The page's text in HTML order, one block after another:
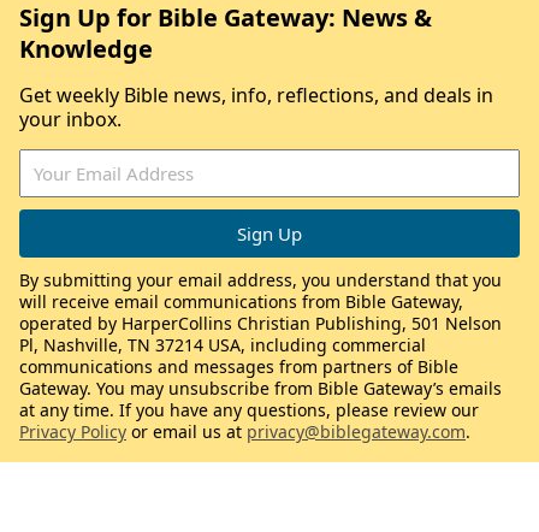
Sign Up for Bible Gateway: News &
Knowledge
Get weekly Bible news, info, reflections, and deals in
your inbox.
By submitting your email address, you understand that you
will receive email communications from Bible Gateway,
operated by HarperCollins Christian Publishing, 501 Nelson
Pl, Nashville, TN 37214 USA, including commercial
communications and messages from partners of Bible
Gateway. You may unsubscribe from Bible Gateway’s emails
at any time. If you have any questions, please review our
Privacy Policy or email us at privacy@biblegateway.com.